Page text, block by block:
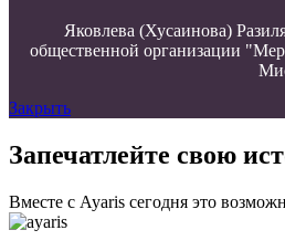
Яковлева (Хусаинова)
общественной организации
Закрыть
Запечатлейте свою
Вместе с Ayaris сегодня это